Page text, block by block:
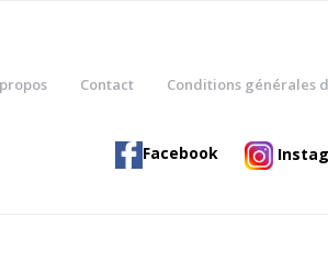
Contact Conditions générales
Facebook